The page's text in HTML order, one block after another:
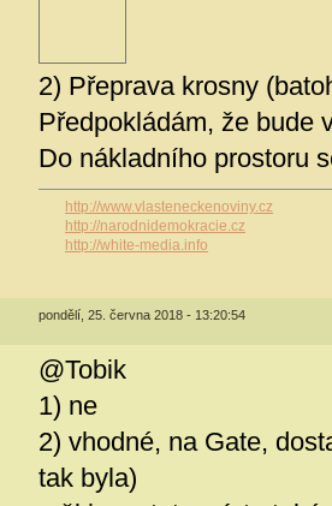
2) Přeprava krosny
Předpokládám, že bude
Do nákladního prostoru
http://www.vlasteneckenoviny.cz
http://narodnidemokracie.cz
http://white-media.info
pondělí, 25. června 2018 - 13:20:54
@Tobik
1) ne
2) vhodné, na Gate,
tak byla)